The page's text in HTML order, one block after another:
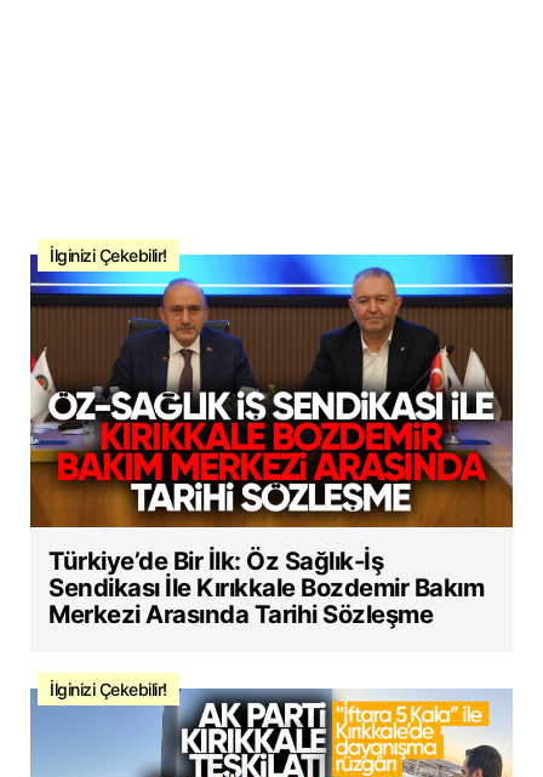
İlginizi Çekebilir!
Türkiye’de Bir İlk: Öz Sağlık-İş
Sendikası İle Kırıkkale Bozdemir Bakım
Merkezi Arasında Tarihi Sözleşme
İlginizi Çekebilir!